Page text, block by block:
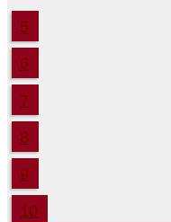
5
6
7
8
9
10